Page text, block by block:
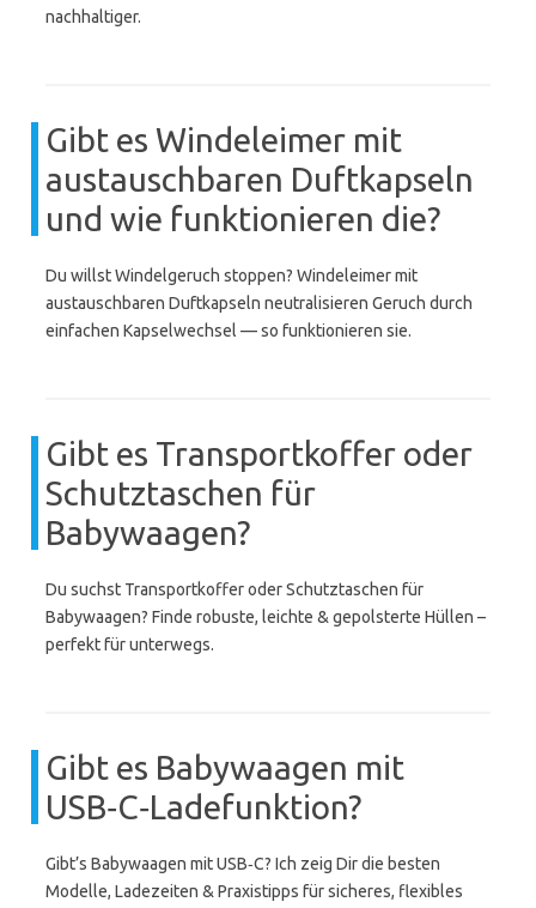
nachhaltiger.
Gibt es Windeleimer mit
austauschbaren Duftkapseln
und wie funktionieren die?
Du willst Windelgeruch stoppen? Windeleimer mit
austauschbaren Duftkapseln neutralisieren Geruch durch
einfachen Kapselwechsel — so funktionieren sie.
Gibt es Transportkoffer oder
Schutztaschen für
Babywaagen?
Du suchst Transportkoffer oder Schutztaschen für
Babywaagen? Finde robuste, leichte & gepolsterte Hüllen –
perfekt für unterwegs.
Gibt es Babywaagen mit
USB‑C‑Ladefunktion?
Gibt’s Babywaagen mit USB‑C? Ich zeig Dir die besten
Modelle, Ladezeiten & Praxistipps für sicheres, flexibles